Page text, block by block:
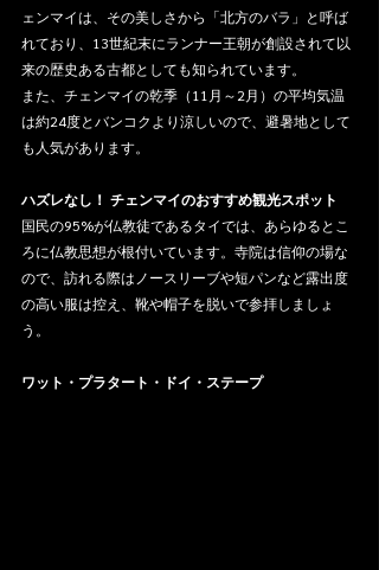
ェンマイは、その美しさから「北方のバラ」と呼ば
れており、13世紀末にランナー王朝が創設されて以
来の歴史ある古都としても知られています。
また、チェンマイの乾季（11月～2月）の平均気温
は約24度とバンコクより涼しいので、避暑地として
も人気があります。
ハズレなし！ チェンマイのおすすめ観光スポット
国民の95%が仏教徒であるタイでは、あらゆるとこ
ろに仏教思想が根付いています。寺院は信仰の場な
ので、訪れる際はノースリーブや短パンなど露出度
の高い服は控え、靴や帽子を脱いで参拝しましょ
う。
ワット・プラタート・ドイ・ステープ